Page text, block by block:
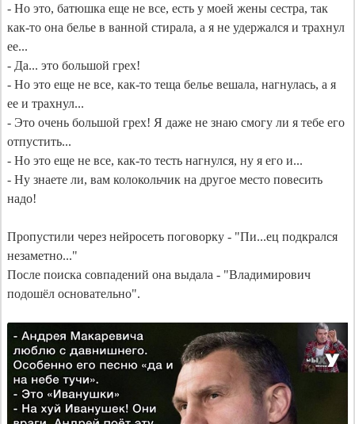
- Но это, батюшка еще не все, есть у моей жены сестра, так
как-то она белье в ванной стирала, а я не удержался и трахнул
ее...
- Да... это большой грех!
- Но это еще не все, как-то теща белье вешала, нагнулась, а я
ее и трахнул...
- Это очень большой грех! Я даже не знаю смогу ли я тебе его
отпустить...
- Но это еще не все, как-то тесть нагнулся, ну я его и...
- Ну знаете ли, вам колокольчик на другое место повесить
надо!
Пропустили через нейросеть поговорку - "Пи...ец подкрался
незаметно..."
После поиска совпадений она выдала - "Владимирович
подошёл основательно".